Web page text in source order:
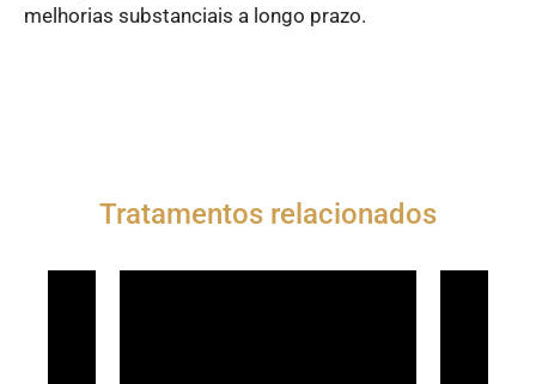
melhorias substanciais a longo prazo.
Tratamentos relacionados